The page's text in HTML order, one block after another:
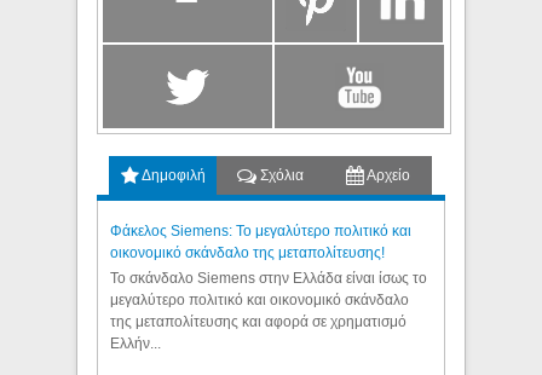
Δημοφιλή Σχόλια Αρχείο
Φάκελος Siemens: Το μεγαλύτερο πολιτικό και
οικονομικό σκάνδαλο της μεταπολίτευσης!
Το σκάνδαλο Siemens στην Ελλάδα είναι ίσως το
μεγαλύτερο πολιτικό και οικονομικό σκάνδαλο
της μεταπολίτευσης και αφορά σε χρηματισμό
Ελλήν...